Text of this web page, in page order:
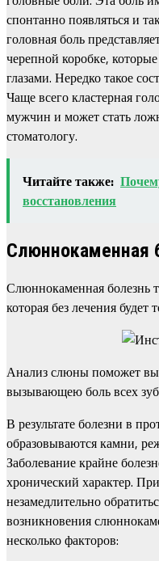
спонтанно появляться и
головная боль
черепной коробке,
глазами. Нередко такое
Чаще всего кластерная
мужчин и может стать
стоматологу.
Читайте также:
восстановления
Слюннокаменная
Слюннокаменная болезнь
которая без лечения будет
Анализ слюны поможет
вызывающею боль всех
В результате болезни в
образовываются камни,
Заболевание крайне
хронический характер.
незамедлительно
возникновения
несколько факторов: